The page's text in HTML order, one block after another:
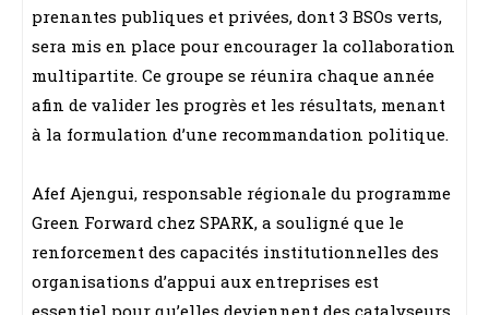
prenantes publiques et privées, dont 3 BSOs verts,
sera mis en place pour encourager la collaboration
multipartite. Ce groupe se réunira chaque année
afin de valider les progrès et les résultats, menant
à la formulation d’une recommandation politique.
Afef Ajengui, responsable régionale du programme
Green Forward chez SPARK, a souligné que le
renforcement des capacités institutionnelles des
organisations d’appui aux entreprises est
essentiel pour qu’elles deviennent des catalyseurs